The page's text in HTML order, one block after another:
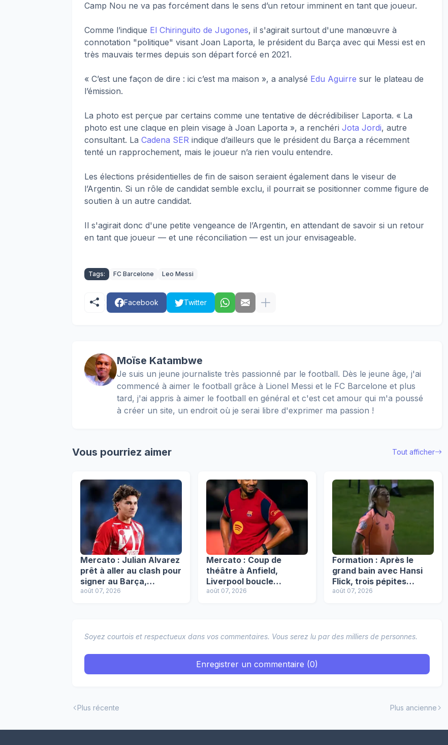
Camp Nou ne va pas forcément dans le sens d’un retour imminent en tant que joueur.
Comme l’indique El Chiringuito de Jugones, il s'agirait surtout d'une manœuvre à
connotation "politique" visant Joan Laporta, le président du Barça avec qui Messi est en
très mauvais termes depuis son départ forcé en 2021.
« C’est une façon de dire : ici c’est ma maison », a analysé Edu Aguirre sur le plateau de
l’émission.
La photo est perçue par certains comme une tentative de décrédibiliser Laporta. « La
photo est une claque en plein visage à Joan Laporta », a renchéri Jota Jordi, autre
consultant. La Cadena SER indique d’ailleurs que le président du Barça a récemment
tenté un rapprochement, mais le joueur n’a rien voulu entendre.
Les élections présidentielles de fin de saison seraient également dans le viseur de
l’Argentin. Si un rôle de candidat semble exclu, il pourrait se positionner comme figure de
soutien à un autre candidat.
Il s'agirait donc d'une petite vengeance de l’Argentin, en attendant de savoir si un retour
en tant que joueur — et une réconciliation — est un jour envisageable.
Tags: FC Barcelone Leo Messi
Facebook Twitter
Moïse Katambwe
Je suis un jeune journaliste très passionné par le football. Dès le jeune âge, j'ai
commencé à aimer le football grâce à Lionel Messi et le FC Barcelone et plus
tard, j'ai appris à aimer le football en général et c'est cet amour qui m'a poussé
à créer un site, un endroit où je serai libre d'exprimer ma passion !
Vous pourriez aimer Tout afficher
Mercato : Julian Alvarez
prêt à aller au clash pour
signer au Barça,
l'Atlético résiste !
août 07, 2026
Mercato : Coup de
théâtre à Anfield,
Liverpool boucle
l'arrivée de Ronald
août 07, 2026
Formation : Après le
grand bain avec Hansi
Flick, trois pépites
renforcent le Barça
août 07, 2026
Soyez courtois et respectueux dans vos commentaires. Vous serez lu par des milliers de personnes.
Enregistrer un commentaire (0)
Plus récente Plus ancienne